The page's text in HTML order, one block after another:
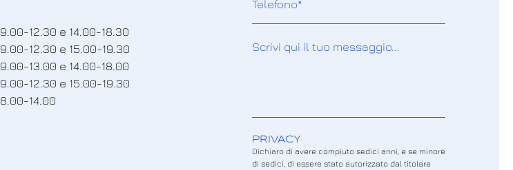
9.00-12.30 e 14.00-18.30
9.00-12.30 e 15.00-19.30
9.00-13.00 e 14.00-18.00
9.00-12.30 e 15.00-19.30
8.00-14.00
PRIVACY
Dichiaro di avere compiuto sedici anni, e se minore
di sedici, di essere stato autorizzato dal titolare